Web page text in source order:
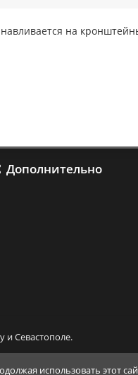
на
использовать этот
Дополнительно
и Севастополе.